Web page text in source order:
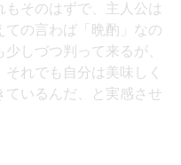
そのはずで、主人公は
ての言わば「晩酌」なの
しづつ判って来るが、
れでも自分は美味しく
ているんだ、と実感させ